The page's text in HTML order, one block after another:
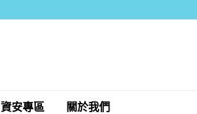
資安專區 關於我們